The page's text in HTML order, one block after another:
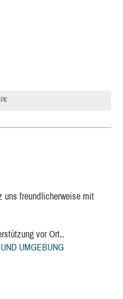
uns freundlicherweise mit
vor Ort..
UMGEBUNG